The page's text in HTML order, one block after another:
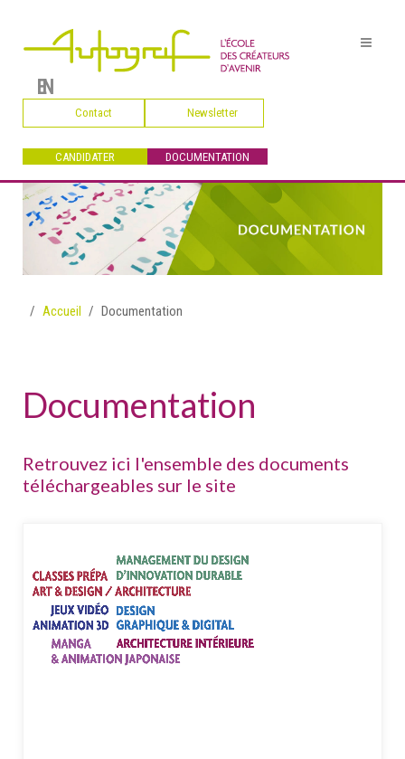
EN
Contact Newsletter
CANDIDATER DOCUMENTATION
Accueil Documentation
Documentation
Retrouvez ici l'ensemble des documents
téléchargeables sur le site